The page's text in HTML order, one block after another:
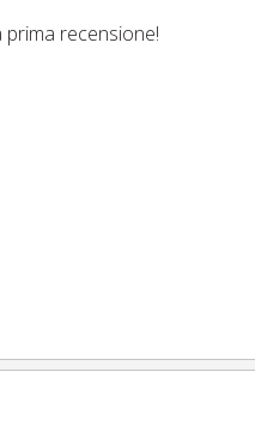
prima recensione!